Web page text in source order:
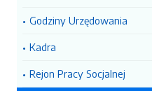
Godziny Urzędowania
Kadra
Rejon Pracy Socjalnej